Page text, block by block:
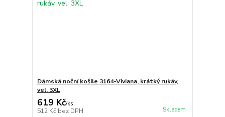
Dámská noční košile 3164-Viviana, krátký rukáv,
vel. 3XL
619 Kč/ks
512 Kč bez DPH Skladem